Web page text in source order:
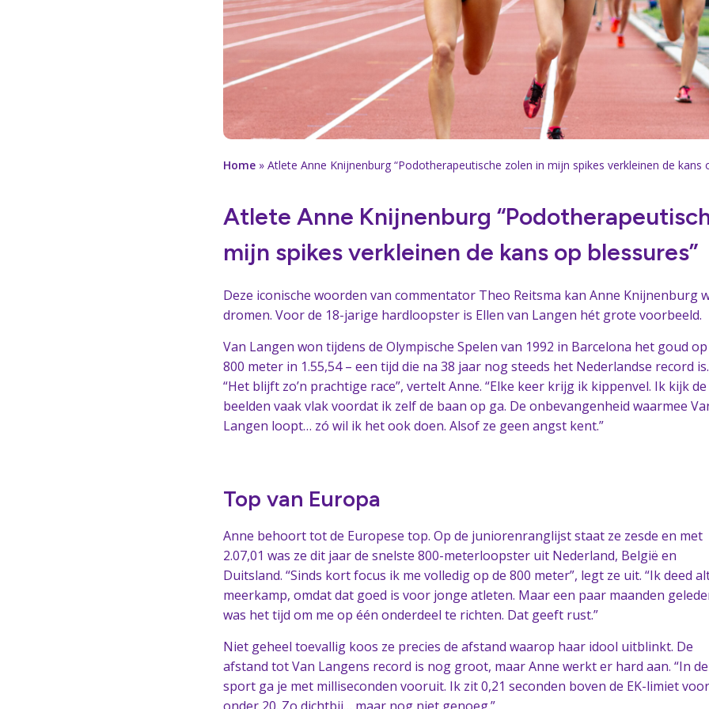
Home » Atlete Anne Knijnenburg “Podotherapeutische zolen in mijn spikes verkleinen de kans
Atlete Anne Knijnenburg
mijn spikes verkleinen de kans op blessures”
Deze iconische woorden van commentator Theo Reitsma kan Anne Knijnenburg
dromen. Voor de 18-jarige hardloopster is Ellen van Langen hét grote voorbeeld.
Van Langen won tijdens de Olympische Spelen van 1992 in Barcelona het goud op
800 meter in 1.55,54 – een tijd die na 38 jaar nog steeds het Nederlandse record is.
“Het blijft zo’n prachtige race”, vertelt Anne. “Elke keer krijg ik kippenvel. Ik kijk de
beelden vaak vlak voordat ik zelf de baan op ga. De onbevangenheid waarmee
Langen loopt… zó wil ik het ook doen. Alsof ze geen angst kent.”
Top van Europa
Anne behoort tot de Europese top. Op de juniorenranglijst staat ze zesde en met
2.07,01 was ze dit jaar de snelste 800-meterloopster uit Nederland, België en
Duitsland. “Sinds kort focus ik me volledig op de 800 meter”, legt ze uit. “Ik deed
meerkamp, omdat dat goed is voor jonge atleten. Maar een paar maanden
was het tijd om me op één onderdeel te richten. Dat geeft rust.”
Niet geheel toevallig koos ze precies de afstand waarop haar idool uitblinkt. De
afstand tot Van Langens record is nog groot, maar Anne werkt er hard aan. “In
sport ga je met milliseconden vooruit. Ik zit 0,21 seconden boven de EK-limiet voor